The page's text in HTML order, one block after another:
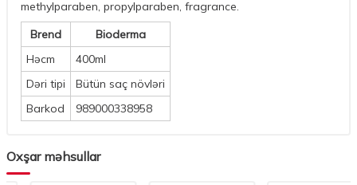
methylparaben, propylparaben, fragrance.
Brend
Bioderma
Həcm
400ml
Dəri tipi
Bütün saç növləri
Barkod
989000338958
Oxşar məhsullar